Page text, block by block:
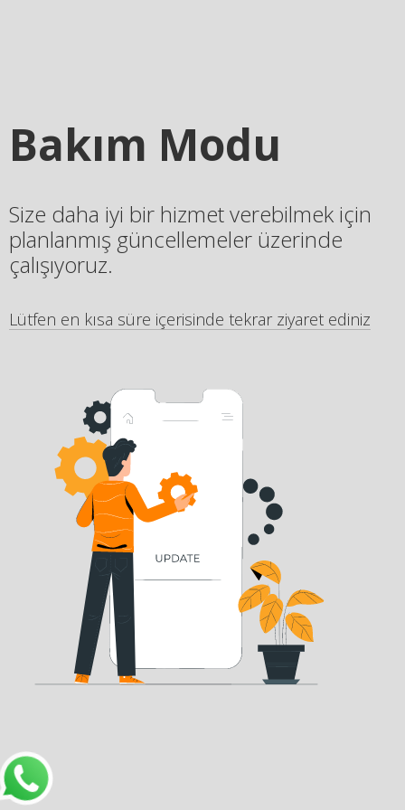
Bakım Modu
Size daha iyi bir hizmet verebilmek için
planlanmış güncellemeler üzerinde
çalışıyoruz.
Lütfen en kısa süre içerisinde tekrar ziyaret ediniz